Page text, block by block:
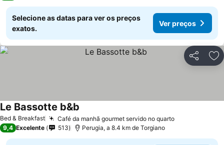
Selecione as datas para ver os preços
exatos.
Ver preços
Partilhar
Bed & Breakfast Café da manhã gourmet servido no quarto
Le Bassotte b&b
9,4 Excelente 513 Perugia, a 8.4 km de Torgiano